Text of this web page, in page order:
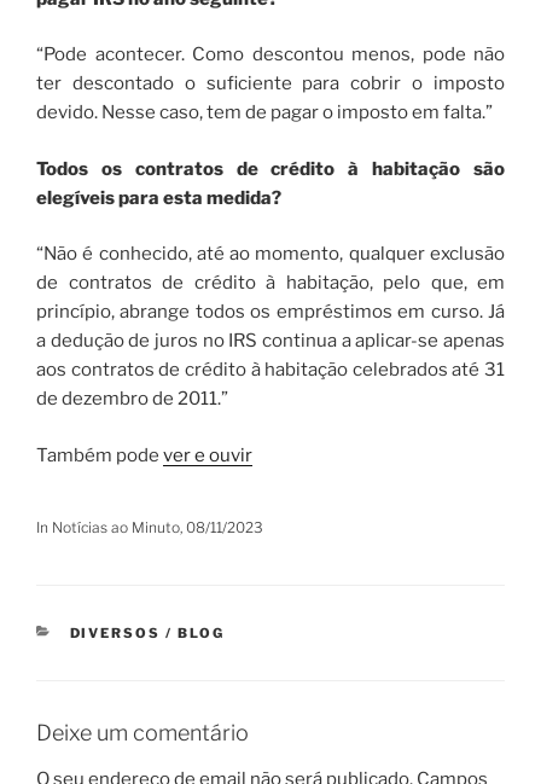
“Pode acontecer. Como descontou menos, pode não
ter descontado o suficiente para cobrir o imposto
devido. Nesse caso, tem de pagar o imposto em falta.”
Todos os contratos de crédito à habitação são
elegíveis para esta medida?
“Não é conhecido, até ao momento, qualquer exclusão
de contratos de crédito à habitação, pelo que, em
princípio, abrange todos os empréstimos em curso. Já
a dedução de juros no IRS continua a aplicar-se apenas
aos contratos de crédito à habitação celebrados até 31
de dezembro de 2011.”
Também pode ver e ouvir
In Notícias ao Minuto, 08/11/2023
CATEGORIAS
DIVERSOS / BLOG
Deixe um comentário
O seu endereço de email não será publicado. Campos